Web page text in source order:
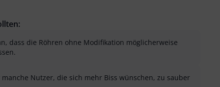
dass die Röhren ohne Modifikation möglicherweise
Nutzer, die sich mehr Biss wünschen, zu sauber